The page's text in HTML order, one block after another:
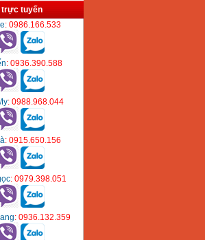
trực tuyến
: 0986.166.533
: 0936.390.588
: 0988.968.044
: 0915.650.156
: 0979.398.051
: 0936.132.359